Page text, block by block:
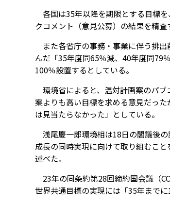
各国は35年以降を期限とする目標
クコメント（意見公募）の結果を精
また各省庁の事務・事業に伴う排
んだ「35年度同65％減、40年度同79
100％設置するとしている。
環境省によると、温対計画案のパ
案よりも高い目標を求める意見だっ
は見当たらなかった」としている。
浅尾慶一郎環境相は18日の閣議後
成長の同時実現に向けて取り組むこ
述べた。
23年の同条約第28回締約国会議（
世界共通目標の実現には「35年まで